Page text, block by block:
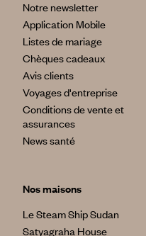
Notre newsletter
Application Mobile
Listes de mariage
Chèques cadeaux
Avis clients
Voyages d'entreprise
Conditions de vente et
assurances
News santé
Nos maisons
Le Steam Ship Sudan
Satyagraha House